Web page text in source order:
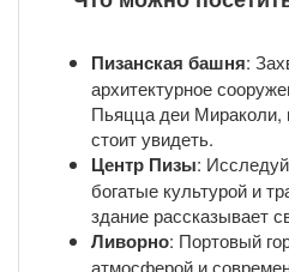
Пизанская башня:
архитектурное
Пьяцца деи Мираколи,
стоит увидеть.
Центр Пизы:
богатые культурой и
здание рассказывает
Ливорно: Портовый
атмосферой и